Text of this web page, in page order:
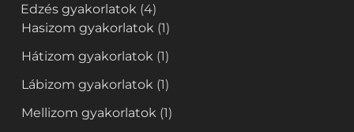
Edzés gyakorlatok (4)
Hasizom gyakorlatok (1)
Hátizom gyakorlatok (1)
Lábizom gyakorlatok (1)
Mellizom gyakorlatok (1)